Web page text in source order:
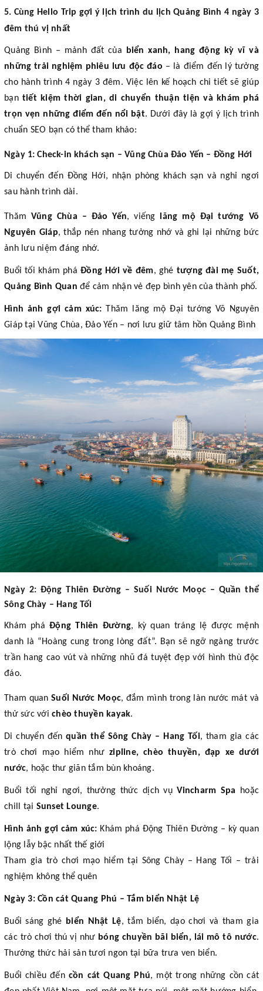
5. Cùng Hello Trip gợi ý lịch trình du lịch Quảng Bình 4 ngày 3
đêm thú vị nhất
Quảng Bình – mảnh đất của
biển xanh, hang động kỳ vĩ và
những trải nghiệm phiêu lưu độc đáo – là điểm đến lý tưởng
cho hành trình 4 ngày 3 đêm. Việc lên kế hoạch chi tiết sẽ giúp
bạn tiết kiệm thời gian, di chuyển thuận tiện và khám phá
trọn vẹn những điểm đến nổi bật. Dưới đây là gợi ý lịch trình
chuẩn SEO bạn có thể tham khảo:
Ngày 1: Check-in khách sạn – Vũng Chùa Đảo Yến – Đồng Hới
Di chuyển đến Đồng Hới, nhận phòng khách sạn và nghỉ ngơi
sau hành trình dài.
Thăm Vũng Chùa – Đảo Yến, viếng
lăng mộ Đại tướng Võ
Nguyên Giáp, thắp nén nhang tưởng nhớ và ghi lại những bức
ảnh lưu niệm đáng nhớ.
Buổi tối khám pháĐồng Hới về đêm, ghé tượng đài mẹ Suốt,
Quảng Bình Quan để cảm nhận vẻ đẹp bình yên của thành phố.
Hình ảnh gợi cảm xúc: Thăm lăng mộ Đại tướng Võ Nguyên
Giáp tại Vũng Chùa, Đảo Yến – nơi lưu giữ tâm hồn Quảng Bình
Ngày 2: Động Thiên Đường – Suối Nước Moọc – Quần thể
Sông Chày – Hang Tối
Khám pháĐộng Thiên Đường, kỳ quan tráng lệ được mệnh
danh là “Hoàng cung trong lòng đất”. Bạn sẽ ngỡ ngàng trước
trần hang cao vút và những nhũ đá tuyệt đẹp với hình thù độc
đáo.
Tham quanSuối Nước Moọc, đắm mình trong làn nước mát và
thử sức với chèo thuyền kayak.
Di chuyển đếnquần thể Sông Chày – Hang Tối, tham gia các
trò chơi mạo hiểm nhưzipline, chèo thuyền, đạp xe dưới
nước, hoặc thư giãn tắm bùn khoáng.
Buổi tối nghỉ ngơi, thưởng thức dịch vụVincharm Spa hoặc
chill tại Sunset Lounge.
Hình ảnh gợi cảm xúc: Khám phá Động Thiên Đường – kỳ quan
lộng lẫy bậc nhất thế giới
Tham gia trò chơi mạo hiểm tại Sông Chày – Hang Tối – trải
nghiệm không thể quên
Ngày 3: Cồn cát Quang Phú – Tắm biển Nhật Lệ
Buổi sáng ghé biển Nhật Lệ, tắm biển, dạo chơi và tham gia
các trò chơi thú vị như bóng chuyền bãi biển, lái mô tô nước.
Thưởng thức hải sản tươi ngon tại bữa trưa ven biển.
Buổi chiều đến cồn cát Quang Phú, một trong những cồn cát